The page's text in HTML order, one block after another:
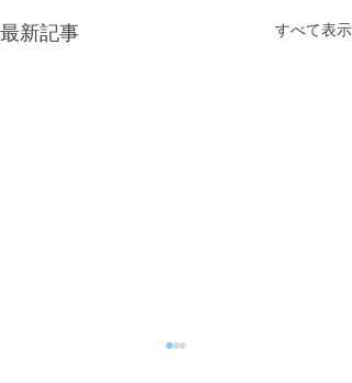
最新記事 すべて表示